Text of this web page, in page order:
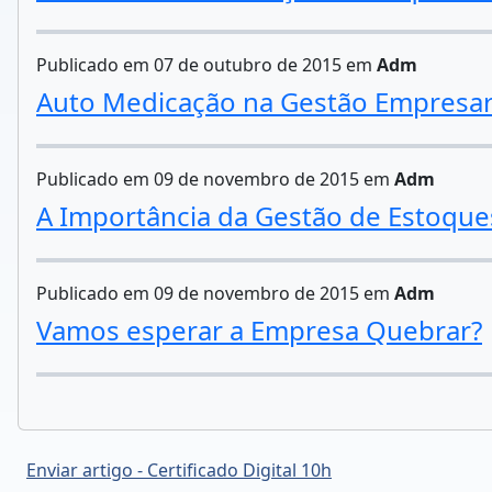
Publicado em 07 de outubro de 2015 em Adm
Auto Medicação na Gestão
Publicado em 09 de novembro de 2015 em Adm
A Importância da Gestão de
Publicado em 09 de novembro de 2015 em Adm
Vamos esperar a Empresa Quebrar?
Enviar artigo - Certificado Digital 10h